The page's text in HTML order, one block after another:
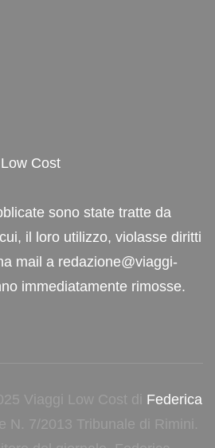
Cost
sono state tratte da
il loro utilizzo, violasse diritti
mail a redazione@viaggi-
immediatamente rimosse.
Viaggi Low Cost di Federica
N. 7/2013 Tribunale di Rimini.